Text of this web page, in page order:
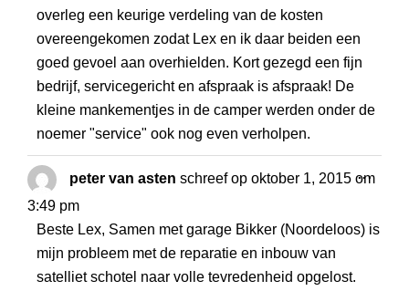
overleg een keurige verdeling van de kosten
overeengekomen zodat Lex en ik daar beiden een
goed gevoel aan overhielden. Kort gezegd een fijn
bedrijf, servicegericht en afspraak is afspraak! De
kleine mankementjes in de camper werden onder de
noemer "service" ook nog even verholpen.
peter van asten schreef op oktober 1, 2015 om
3:49 pm
Beste Lex, Samen met garage Bikker (Noordeloos) is
mijn probleem met de reparatie en inbouw van
satelliet schotel naar volle tevredenheid opgelost.
...